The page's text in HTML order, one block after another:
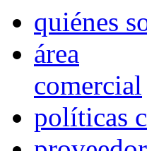
quiénes
área
comercial
políticas